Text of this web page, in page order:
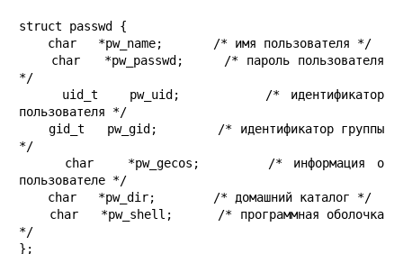
struct passwd {
*/
пользователя */
    gid_t   pw_gid;        /* идентификатор группы
*/
пользователе */
*/
};